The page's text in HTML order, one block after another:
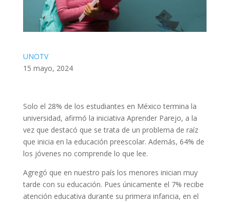
UNOTV
15 mayo, 2024
Solo el 28% de los estudiantes en México termina la
universidad, afirmó la iniciativa Aprender Parejo, a la
vez que destacó que se trata de un problema de raíz
que inicia en la educación preescolar. Además, 64% de
los jóvenes no comprende lo que lee.
Agregó que en nuestro país los menores inician muy
tarde con su educación. Pues únicamente el 7% recibe
atención educativa durante su primera infancia, en el